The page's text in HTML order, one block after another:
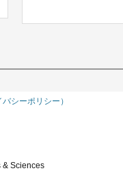
シーポリシー）
& Sciences